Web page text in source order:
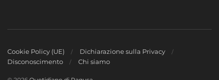
Cookie Policy (UE)
Dichiarazione sulla Privacy
Disconoscimento
Chi siamo